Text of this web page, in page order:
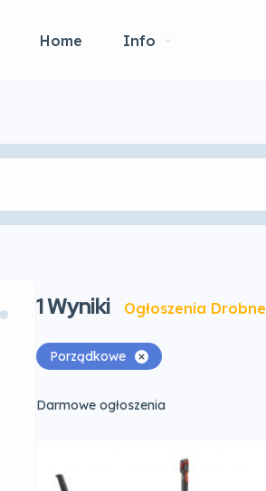
Home Info
1Wyniki Ogłoszenia Drobne
Porządkowe
Darmowe ogłoszenia